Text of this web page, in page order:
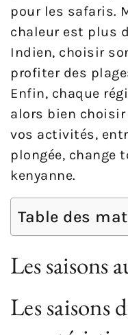
pour les safaris.
chaleur est plus
Indien, choisir
profiter des
Enfin, chaque
alors bien
vos activités,
plongée, change
kenyanne.
Table des
Les saisons
Les saisons